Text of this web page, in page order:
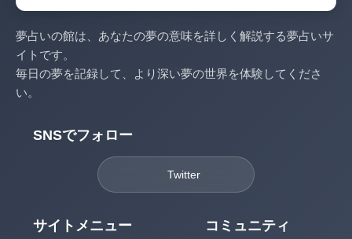
夢占いの館は、あなたの夢の意味を詳しく解説する夢占いサ
イトです。
毎日の夢を記録して、より深い夢の世界を体験してくださ
い。
SNSでフォロー
Twitter
サイトメニュー コミュニティ